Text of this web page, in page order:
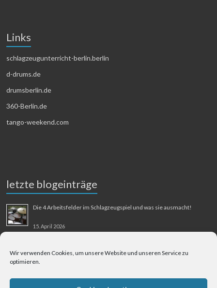
Wir verwenden Cookies, um unsere Website und unseren Service zu
optimieren.
Links
schlagzeugunterricht-berlin.berlin
d-drums.de
drumsberlin.de
360-Berlin.de
tango-weekend.com
letzte blogeinträge
Die 4 Arbeitsfelder im Schlagzeugspiel und was sie ausmacht!
15. April 2026
31. August 2025
Berliner Flughafen Tegel – Berlin-Bangkok